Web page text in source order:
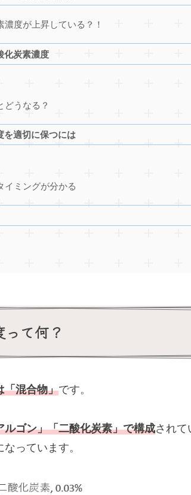
度が上昇している？！
化炭素濃度
どうなる？
を適切に保つには
イミングが分かる
て何？
「混合物」です。
ルゴン」「二酸化炭素」で構成されて
っています。